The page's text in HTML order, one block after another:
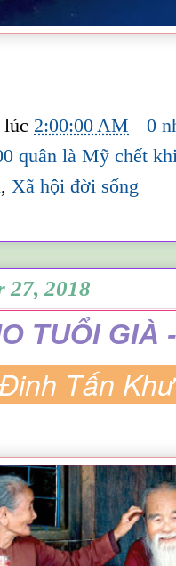
lúc 2:00:00 AM
0
quân là Mỹ chết
,Xã hội đời sống
27, 2018
TUỔI GIÀ
Đinh Tấn